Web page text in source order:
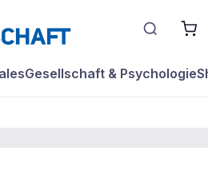
Gesellschaft & Psychologie